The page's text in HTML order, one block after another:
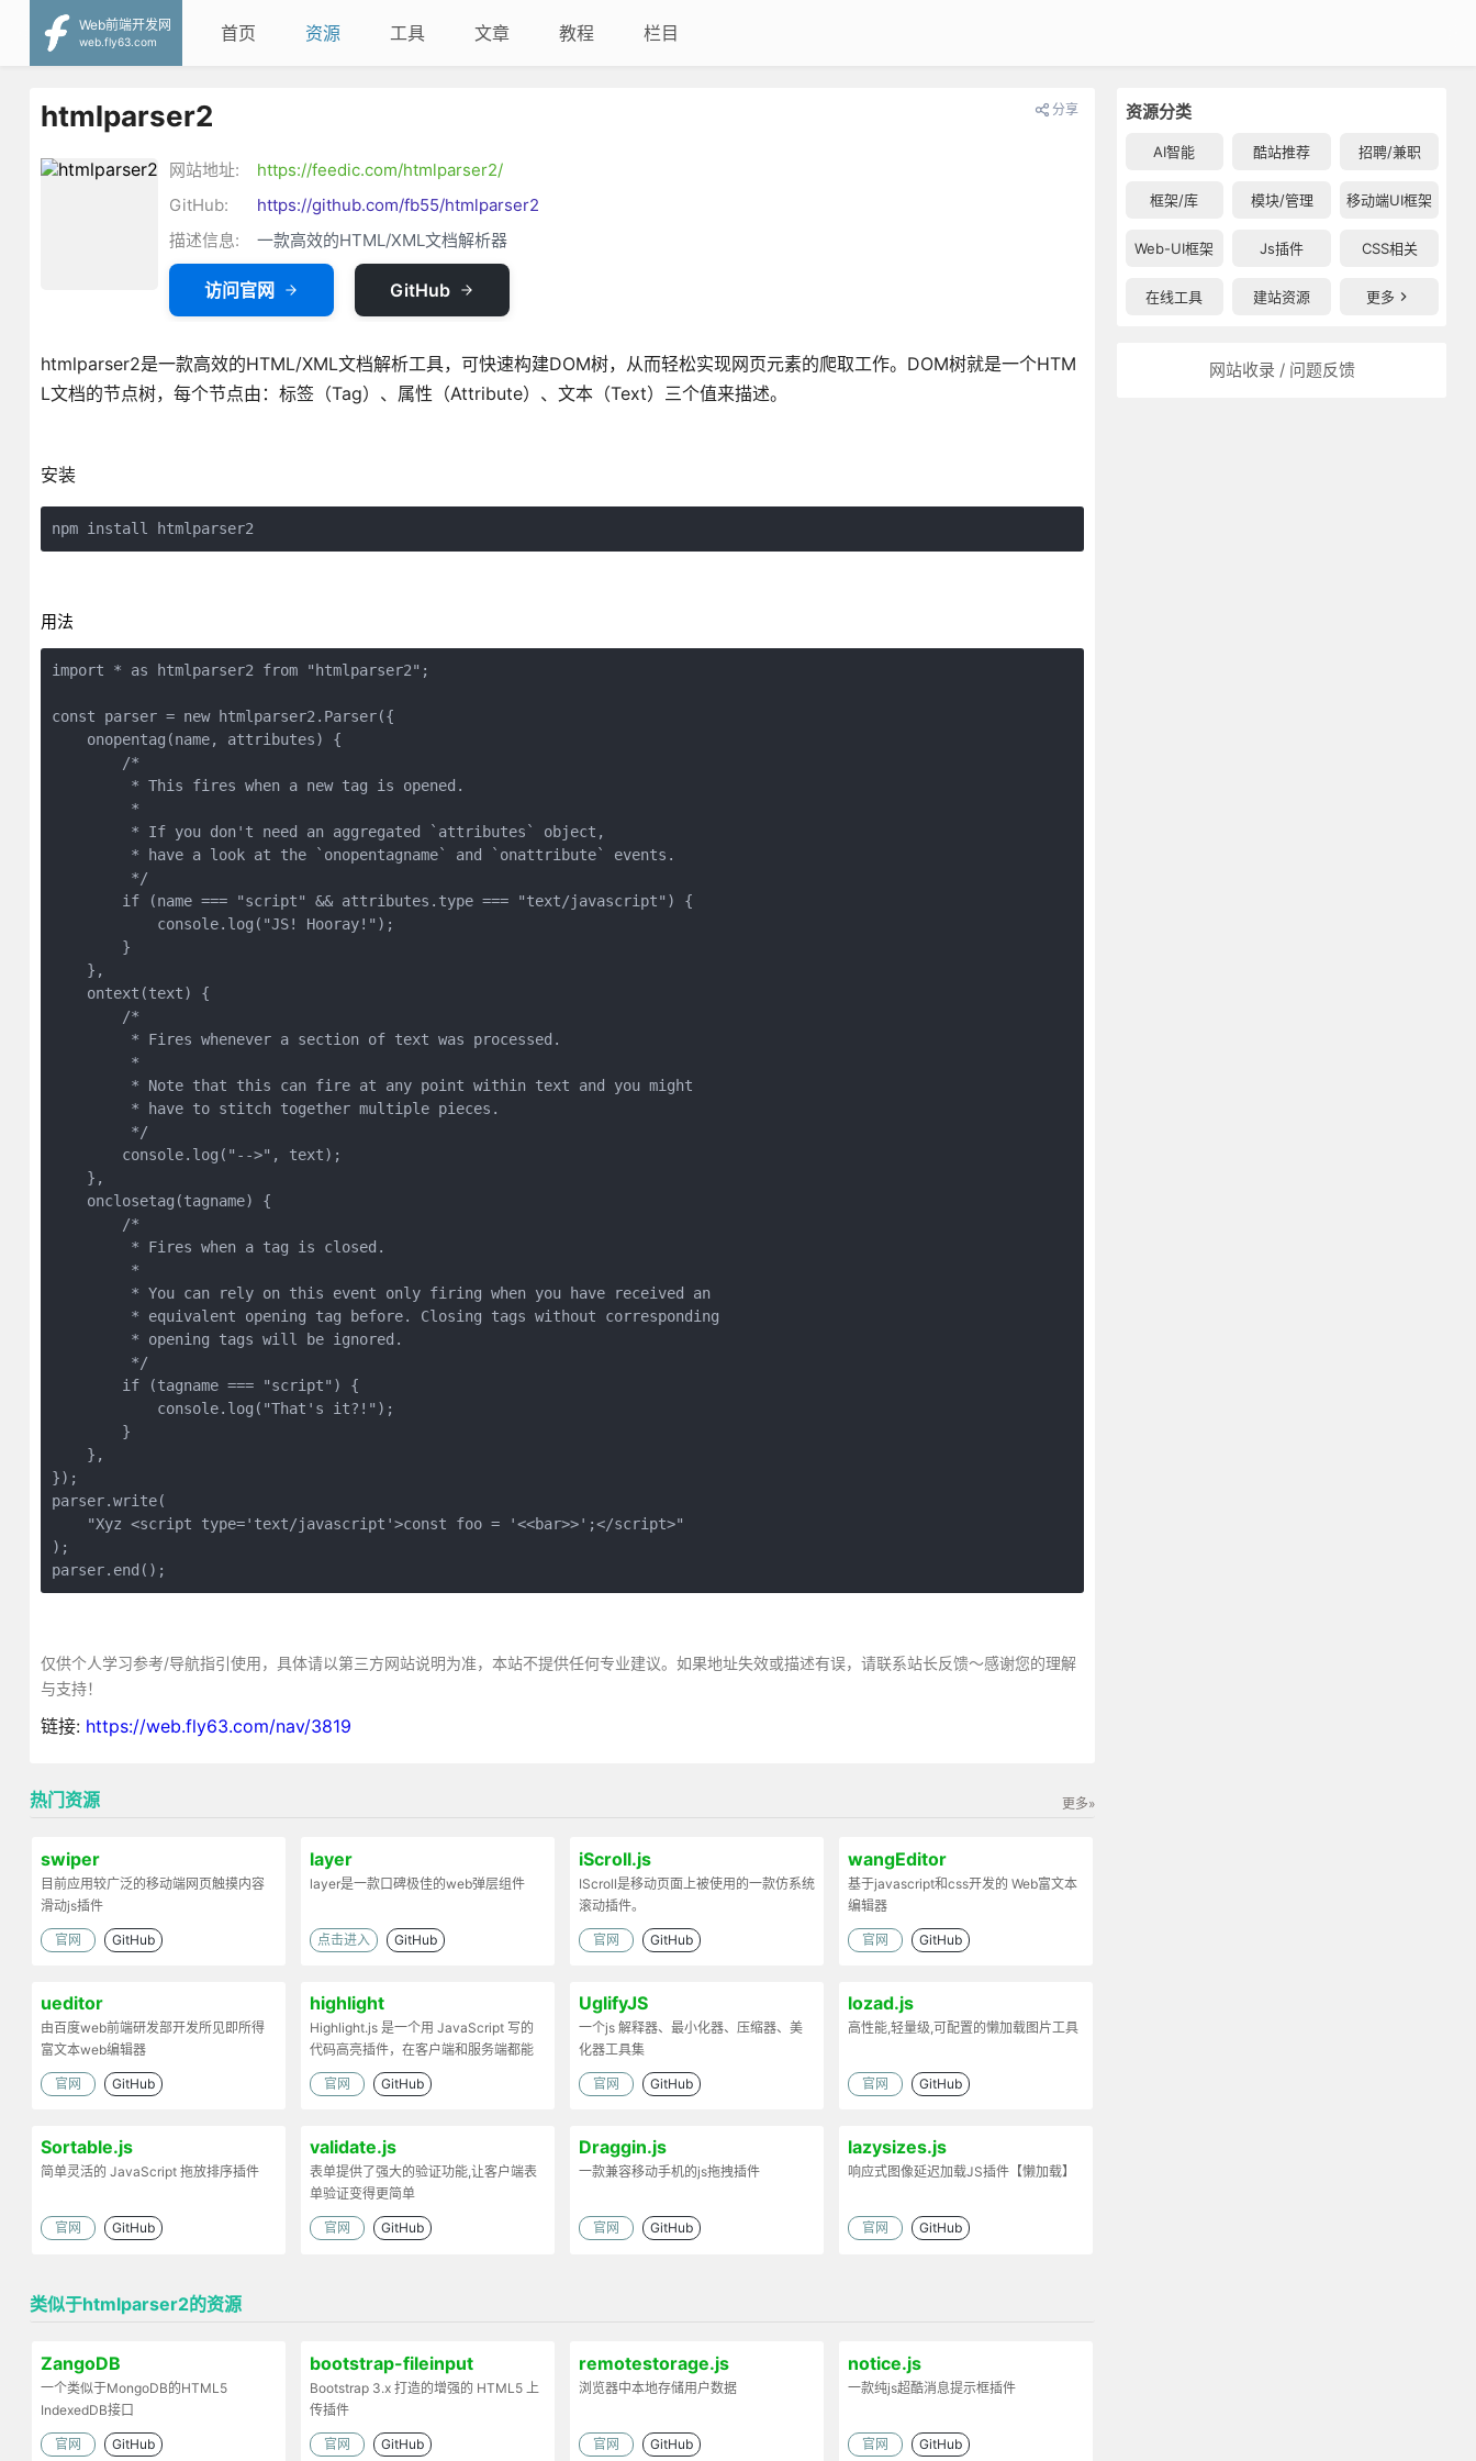
Web前端开发网
web.fly63.com
首页 资源 工具 文章 教程 栏目
资源分类
AI智能 酷站推荐 招聘/兼职
框架/库 模块/管理 移动端UI框架
Web-UI框架 Js插件 CSS相关
在线工具 建站资源 更多
网站收录 / 问题反馈
htmlparser2 分享
网站地址:
https://feedic.com/htmlparser2/
GitHub:
https://github.com/fb55/htmlparser2
描述信息:
一款高效的HTML/XML文档解析器
访问官网 GitHub
htmlparser2是一款高效的HTML/XML文档解析工具，可快速构建DOM树，从而轻松实现网页元素的爬取工作。DOM树就是一个HTM
L文档的节点树，每个节点由：标签（Tag）、属性（Attribute）、文本（Text）三个值来描述。
安装
npm install htmlparser2
用法
import * as htmlparser2 from "htmlparser2";
const parser = new htmlparser2.Parser({
    onopentag(name, attributes) {
        /*
         * This fires when a new tag is opened.
         *
         * If you don't need an aggregated `attributes` object,
         * have a look at the `onopentagname` and `onattribute` events.
         */
        if (name === "script" && attributes.type === "text/javascript") {
            console.log("JS! Hooray!");
        }
    },
    ontext(text) {
        /*
         * Fires whenever a section of text was processed.
         *
         * Note that this can fire at any point within text and you might
         * have to stitch together multiple pieces.
         */
        console.log("-->", text);
    },
    onclosetag(tagname) {
        /*
         * Fires when a tag is closed.
         *
         * You can rely on this event only firing when you have received an
         * equivalent opening tag before. Closing tags without corresponding
         * opening tags will be ignored.
         */
        if (tagname === "script") {
            console.log("That's it?!");
        }
    },
});
parser.write(
    "Xyz <script type='text/javascript'>const foo = '<<bar>>';</script>"
);
parser.end();
仅供个人学习参考/导航指引使用，具体请以第三方网站说明为准，本站不提供任何专业建议。如果地址失效或描述有误，请联系站长反馈～感谢您的理解
与支持！
链接: https://web.fly63.com/nav/3819
更多»
热门资源
swiper
目前应用较广泛的移动端网页触摸内容
滑动js插件
官网 GitHub
layer
layer是一款口碑极佳的web弹层组件
点击进入 GitHub
iScroll.js
IScroll是移动页面上被使用的一款仿系统
滚动插件。
官网 GitHub
wangEditor
基于javascript和css开发的 Web富文本
编辑器
官网 GitHub
ueditor
由百度web前端研发部开发所见即所得
富文本web编辑器
官网 GitHub
highlight
Highlight.js 是一个用 JavaScript 写的
代码高亮插件，在客户端和服务端都能
工作。
官网 GitHub
UglifyJS
一个js 解释器、最小化器、压缩器、美
化器工具集
官网 GitHub
lozad.js
高性能,轻量级,可配置的懒加载图片工具
官网 GitHub
Sortable.js
简单灵活的 JavaScript 拖放排序插件
官网 GitHub
validate.js
表单提供了强大的验证功能,让客户端表
单验证变得更简单
官网 GitHub
Draggin.js
一款兼容移动手机的js拖拽插件
官网 GitHub
lazysizes.js
响应式图像延迟加载JS插件【懒加载】
官网 GitHub
类似于htmlparser2的资源
ZangoDB
一个类似于MongoDB的HTML5
IndexedDB接口
官网 GitHub
bootstrap-fileinput
Bootstrap 3.x 打造的增强的 HTML5 上
传插件
官网 GitHub
remotestorage.js
浏览器中本地存储用户数据
官网 GitHub
notice.js
一款纯js超酷消息提示框插件
官网 GitHub